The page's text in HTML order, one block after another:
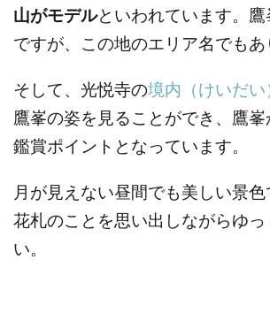
山がモデルといわれています。
ですが、この地のエリア名でもあ
そして、光悦寺の境内（けいだい
鷹峯の姿を見ることができ、鷹
鑑賞ポイントとなっています。
月が見えない昼間でも美しい景
花札のことを思い出しながらゆっ
い。